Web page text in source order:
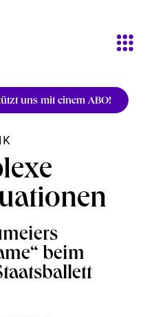
uns mit einem ABO!
beim